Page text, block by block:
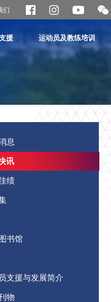
们
开
合
维
援 运动员及教练培训
息
讯
绩
书馆
支援与发展简介
物